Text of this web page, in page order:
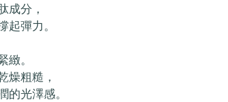
成分，
彈力。
。
燥粗糙，
光澤感。